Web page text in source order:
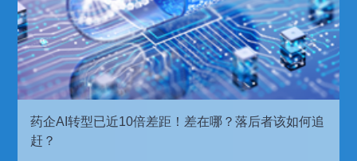
药企AI转型已近10倍差距！差在哪？落后者该如何追
赶？